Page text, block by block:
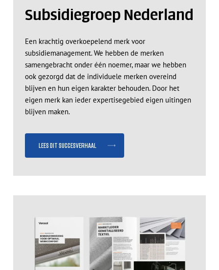
Subsidiegroep Nederland
Een krachtig overkoepelend merk voor
subsidiemanagement. We hebben de merken
samengebracht onder één noemer, maar we hebben
ook gezorgd dat de individuele merken overeind
blijven en hun eigen karakter behouden. Door het
eigen merk kan ieder expertisegebied eigen uitingen
blijven maken.
Lees dit succesverhaal